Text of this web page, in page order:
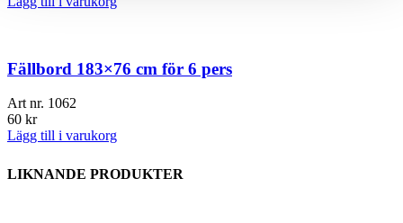
Fällbord 183×76 cm för 6 pers
Art nr. 1062
60 kr
Lägg till i varukorg
LIKNANDE PRODUKTER